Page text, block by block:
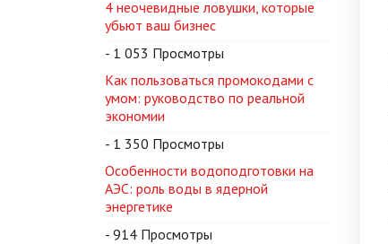
4 неочевидные ловушки, которые
убьют ваш бизнес
- 1 053 Просмотры
Как пользоваться промокодами с
умом: руководство по реальной
экономии
- 1 350 Просмотры
Особенности водоподготовки на
АЭС: роль воды в ядерной
энергетике
- 914 Просмотры